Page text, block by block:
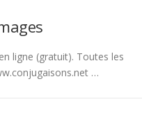
ligne (gratuit). Toutes les
…